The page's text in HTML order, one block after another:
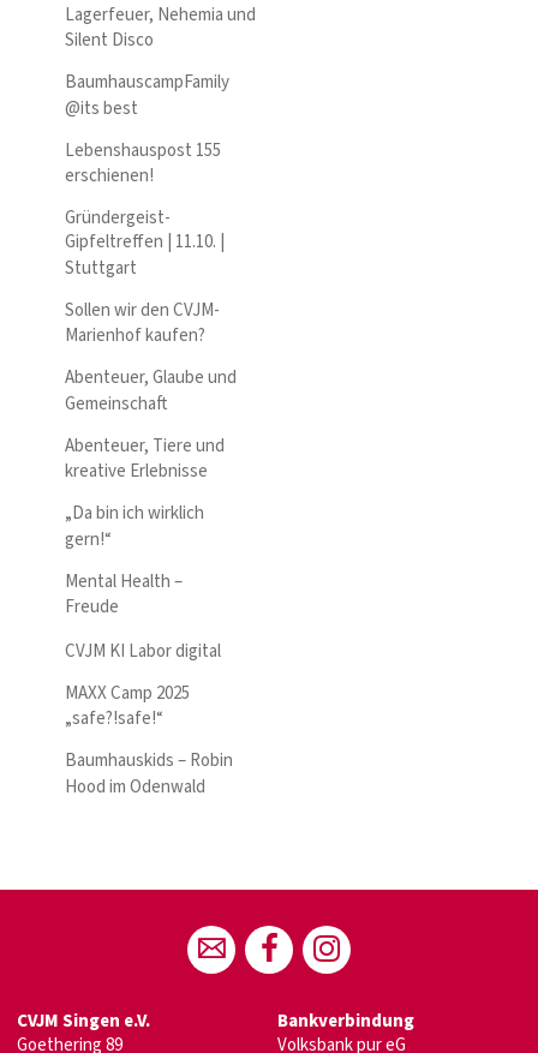
Lagerfeuer, Nehemia und
Silent Disco
BaumhauscampFamily
@its best
Lebenshauspost 155
erschienen!
Gründergeist-
Gipfeltreffen | 11.10. |
Stuttgart
Sollen wir den CVJM-
Marienhof kaufen?
Abenteuer, Glaube und
Gemeinschaft
Abenteuer, Tiere und
kreative Erlebnisse
„Da bin ich wirklich
gern!“
Mental Health –
Freude
CVJM KI Labor digital
MAXX Camp 2025
„safe?!safe!“
Baumhauskids – Robin
Hood im Odenwald
CVJM Singen e.V.
Goethering 89
Bankverbindung
Volksbank pur eG